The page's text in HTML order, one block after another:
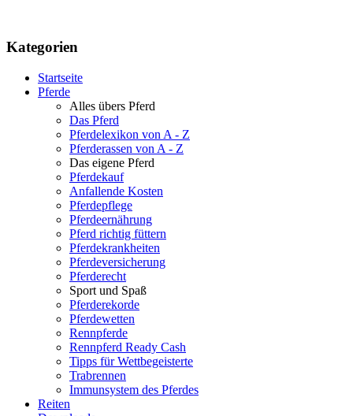
Kategorien
Startseite
Pferde
Alles übers Pferd
Das Pferd
Pferdelexikon von A - Z
Pferderassen von A - Z
Das eigene Pferd
Pferdekauf
Anfallende Kosten
Pferdepflege
Pferdeernährung
Pferd richtig füttern
Pferdekrankheiten
Pferdeversicherung
Pferderecht
Sport und Spaß
Pferderekorde
Pferdewetten
Rennpferde
Rennpferd Ready Cash
Tipps für Wettbegeisterte
Trabrennen
Immunsystem des Pferdes
Reiten